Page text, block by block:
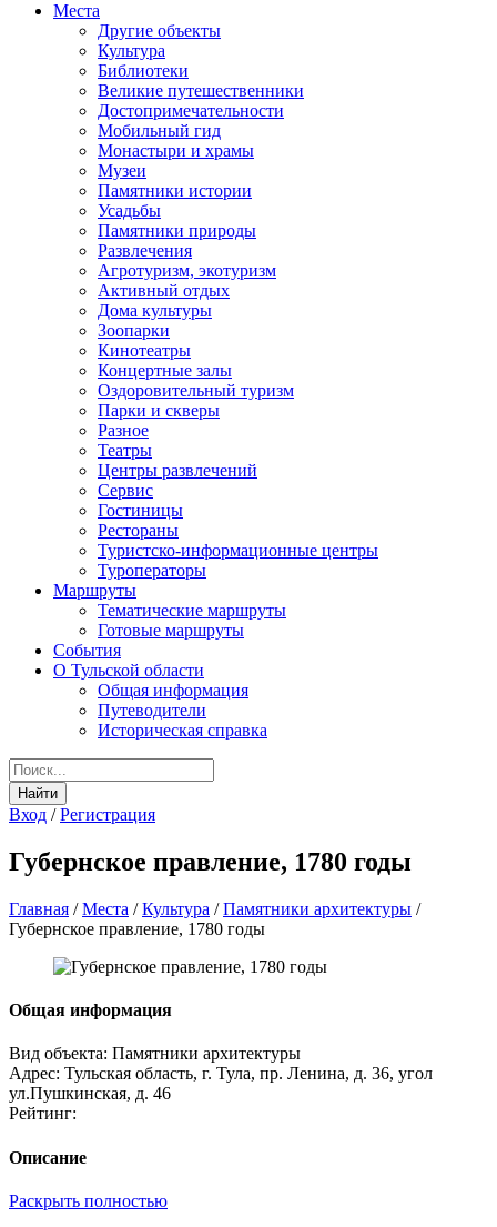
Места
Другие объекты
Культура
Библиотеки
Великие путешественники
Достопримечательности
Мобильный гид
Монастыри и храмы
Музеи
Памятники истории
Усадьбы
Памятники природы
Развлечения
Агротуризм, экотуризм
Активный отдых
Дома культуры
Зоопарки
Кинотеатры
Концертные залы
Оздоровительный туризм
Парки и скверы
Разное
Театры
Центры развлечений
Сервис
Гостиницы
Рестораны
Туристско-информационные центры
Туроператоры
Маршруты
Тематические маршруты
Готовые маршруты
События
О Тульской области
Общая информация
Путеводители
Историческая справка
Вход /Регистрация
Губернское правление, 1780 годы
Главная /Места /Культура /Памятники архитектуры /
Губернское правление, 1780 годы
Общая информация
Вид объекта: Памятники архитектуры
Адрес: Тульская область, г. Тула, пр. Ленина, д. 36, угол
ул.Пушкинская, д. 46
Рейтинг:
Описание
Раскрыть полностью